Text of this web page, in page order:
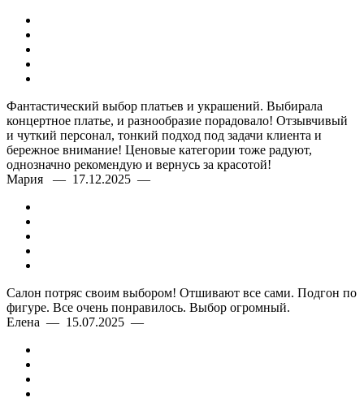
Фантастический выбор платьев и украшений. Выбирала
концертное платье, и разнообразие порадовало! Отзывчивый
и чуткий персонал, тонкий подход под задачи клиента и
бережное внимание! Ценовые категории тоже радуют,
однозначно рекомендую и вернусь за красотой!
Мария — 17.12.2025 —
Салон потряс своим выбором! Отшивают все сами. Подгон по
фигуре. Все очень понравилось. Выбор огромный.
Елена — 15.07.2025 —